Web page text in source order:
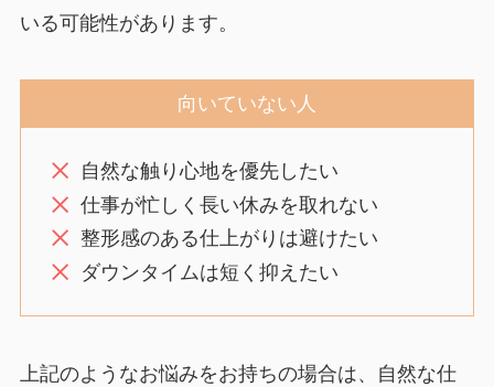
いる可能性があります。
向いていない人
自然な触り心地を優先したい
仕事が忙しく長い休みを取れない
整形感のある仕上がりは避けたい
ダウンタイムは短く抑えたい
上記のようなお悩みをお持ちの場合は、自然な仕